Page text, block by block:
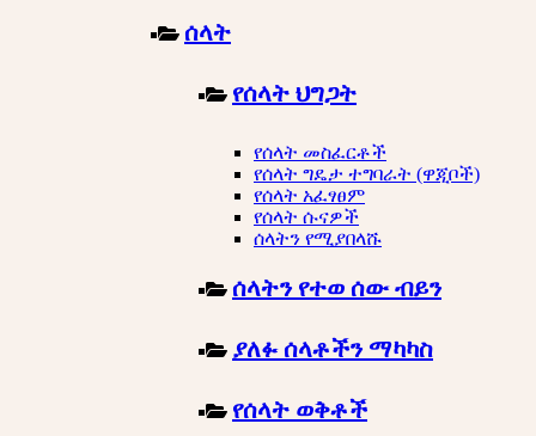
ሰላት
የሰላት ህግጋት
የሰላት መስፈርቶች
የሰላት ግዴታ ተግባራት (ዋጂቦች)
የሰላት አፈፃፀም
የሰላት ሱናዎች
ሰላትን የሚያበላሹ
ሰላትን የተወ ሰው ብይን
ያለፉ ሰላቶችን ማካካስ
የሰላት ወቅቶች